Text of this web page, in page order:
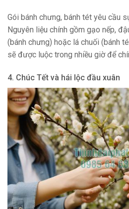
Gói bánh chưng, bánh tét yêu cầu
Nguyên liệu chính gồm gạo nếp,
(bánh chưng) hoặc lá chuối (bánh
sẽ được luộc trong nhiều giờ để
4. Chúc Tết và hái lộc đầu xuân